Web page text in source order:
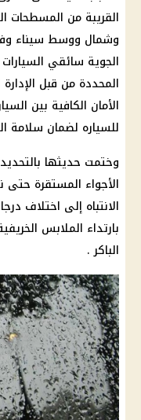
القريبة من المسطحات
وشمال ووسط سيناء
الجوية سائقي
المحددة من قبل
الأمان الكافية بين
للسياره لضمان سلامة
وختمت حديثها
الأجواء المستقرة
الانتباه إلى اختلاف
بارتداء الملابس
الباكر .